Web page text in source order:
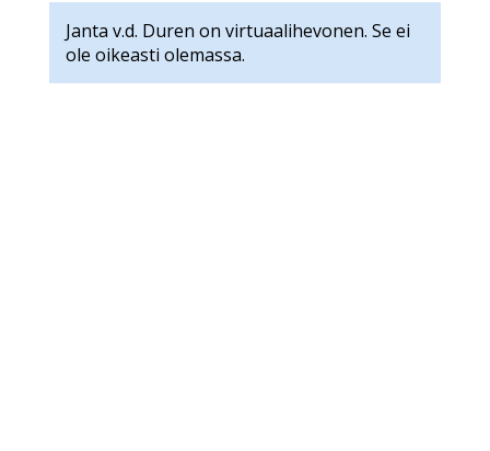
Janta v.d. Duren on virtuaalihevonen. Se ei
ole oikeasti olemassa.